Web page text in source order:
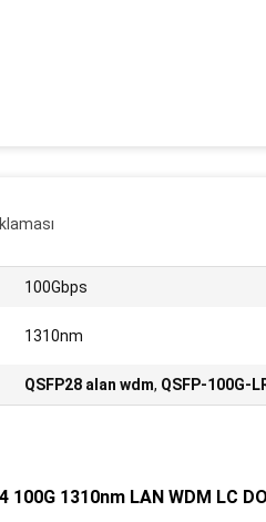
100Gbps
1310nm
QSFP28 alan wdm, QSFP-100G-
100G 1310nm LAN WDM LC